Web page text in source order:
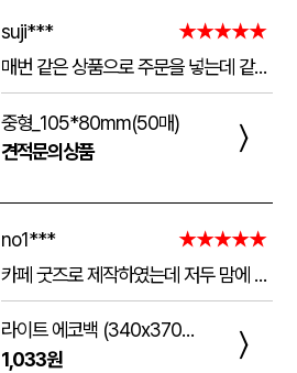
suji***
★★★★★
매번 같은 상품으로 주문을 넣는데 같은 품질로 받을 수 있어서 좋습니다. 배송 기간도 적당히 잘오는거 같아요. 앞으로도 계속 이용할꺼 같습니다. 지금과 같은 품질로 유지해주세요!!
중형_105*80mm(50매)
견적문의상품
〉
no1***
★★★★★
카페 굿즈로 제작하였는데 저두 맘에 들고 손님들도 맘에 들어하세요. 저두 매일 들고 다니는데 탄탄해서 좋아요.가격도 맘에 들어서 벌써 3번째 주문했어요.진행 과정에 있어서도 상담 직원분들 세심하고 친절하세요.
라이트 에코백 (340x370mm)
1,033원
〉